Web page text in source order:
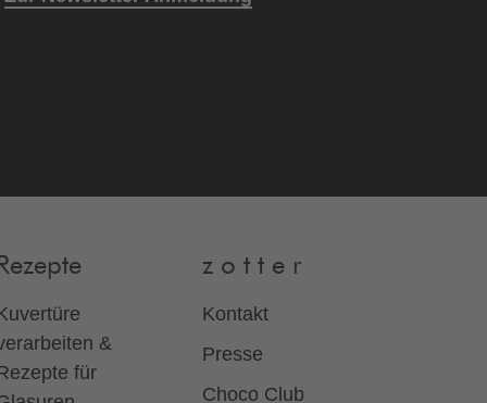
Rezepte
&
für
z o t t e r
Kontakt
Presse
Choco Club